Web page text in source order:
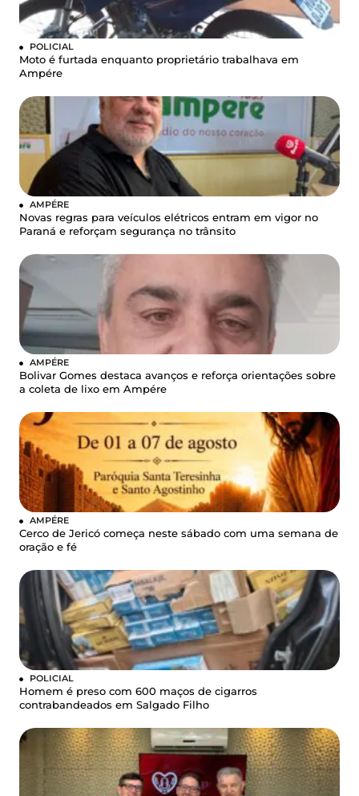
POLICIAL
Moto é furtada enquanto proprietário trabalhava em
Ampére
AMPÉRE
Novas regras para veículos elétricos entram em vigor no
Paraná e reforçam segurança no trânsito
AMPÉRE
Bolivar Gomes destaca avanços e reforça orientações sobre
a coleta de lixo em Ampére
AMPÉRE
Cerco de Jericó começa neste sábado com uma semana de
oração e fé
POLICIAL
Homem é preso com 600 maços de cigarros
contrabandeados em Salgado Filho